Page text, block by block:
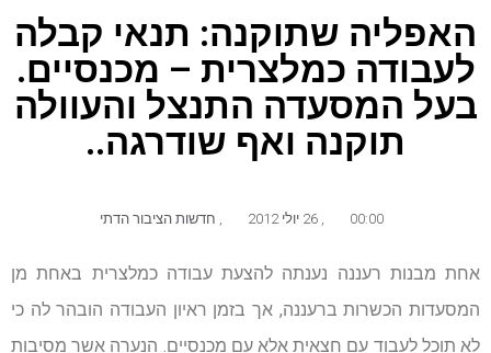
האפליה שתוקנה: תנאי קבלה
לעבודה כמלצרית – מכנסיים.
בעל המסעדה התנצל והעוולה
תוקנה ואף שודרגה..
00:00
, 26 יולי 2012 , חדשות הציבור הדתי
אחת מבנות רעננה נענתה להצעת עבודה כמלצרית באחת מן
המסעדות הכשרות ברעננה, אך בזמן ראיון העבודה הובהר לה כי
לא תוכל לעבוד עם חצאית אלא עם מכנסיים. הנערה אשר מסיבות